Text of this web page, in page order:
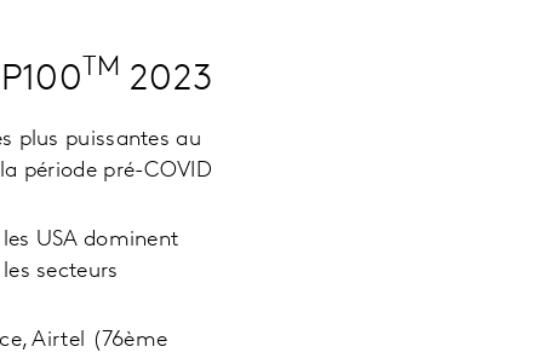
TM 2023
plus puissantes au
période pré-COVID
USA dominent
secteurs
Airtel (76ème